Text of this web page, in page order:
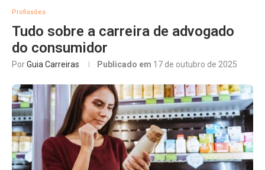
Profissões
Tudo sobre a carreira de advogado
do consumidor
PorGuia Carreiras Publicado em 17 de outubro de 2025